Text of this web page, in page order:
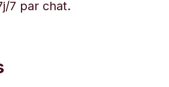
7 par chat.